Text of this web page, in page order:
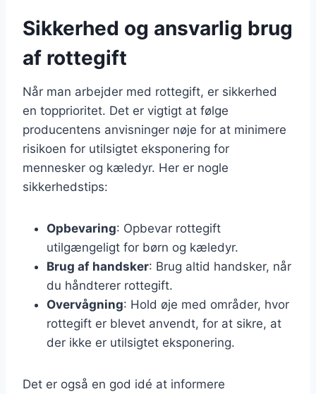
Sikkerhed og ansvarlig brug
af rottegift
Når man arbejder med rottegift, er sikkerhed
en topprioritet. Det er vigtigt at følge
producentens anvisninger nøje for at minimere
risikoen for utilsigtet eksponering for
mennesker og kæledyr. Her er nogle
sikkerhedstips:
Opbevaring: Opbevar rottegift
utilgængeligt for børn og kæledyr.
Brug af handsker: Brug altid handsker, når
du håndterer rottegift.
Overvågning: Hold øje med områder, hvor
rottegift er blevet anvendt, for at sikre, at
der ikke er utilsigtet eksponering.
Det er også en god idé at informere